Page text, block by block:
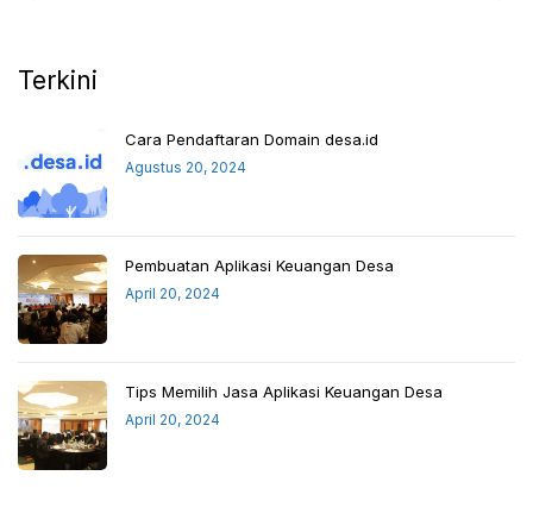
Terkini
Cara Pendaftaran Domain desa.id
Agustus 20, 2024
Pembuatan Aplikasi Keuangan Desa
April 20, 2024
Tips Memilih Jasa Aplikasi Keuangan Desa
April 20, 2024